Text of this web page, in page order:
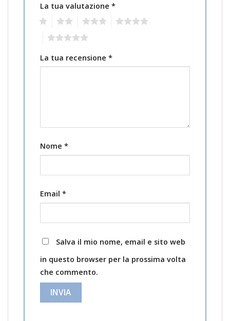
La tua valutazione *
La tua recensione *
Nome *
Email *
Salva il mio nome, email e sito web
in questo browser per la prossima volta
che commento.